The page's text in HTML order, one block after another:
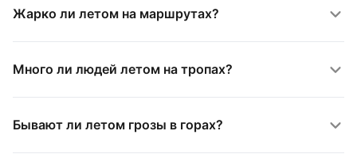
Жарко ли летом на маршрутах?
Много ли людей летом на тропах?
Бывают ли летом грозы в горах?